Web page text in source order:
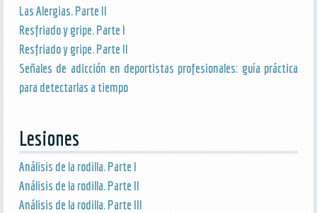
Las Alergias. Parte II
Resfriado y gripe. Parte I
Resfriado y gripe. Parte II
Señales de adicción en deportistas profesionales: guía práctica
para detectarlas a tiempo
Lesiones
Análisis de la rodilla. Parte I
Análisis de la rodilla. Parte II
Análisis de la rodilla. Parte III